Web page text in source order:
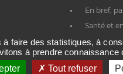
En bref,
Santé et
faire des statistiques, à
à prendre
Tout refuser